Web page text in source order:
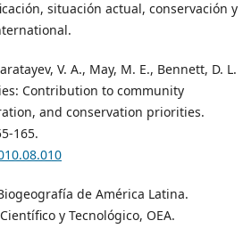
situación actual, conservación y
V. A., May, M. E., Bennett, D. L.
Contribution to community
and conservation priorities.
165.
de América Latina.
y Tecnológico, OEA.